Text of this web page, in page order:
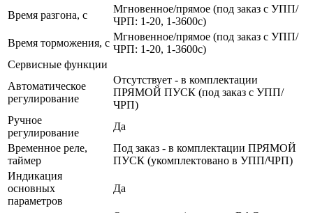
Время разгона, с
Мгновенное/прямое (под заказ с УПП/
ЧРП: 1-20, 1-3600с)
Время торможения, с
Мгновенное/прямое (под заказ с УПП/
ЧРП: 1-20, 1-3600с)
Сервисные функции
Автоматическое
регулирование
Отсутствует - в комплектации
ПРЯМОЙ ПУСК (под заказ с УПП/
ЧРП)
Ручное
регулирование
Да
Временное реле,
таймер
Под заказ - в комплектации ПРЯМОЙ
ПУСК (укомплектовано в УПП/ЧРП)
Индикация
основных
параметров
Да